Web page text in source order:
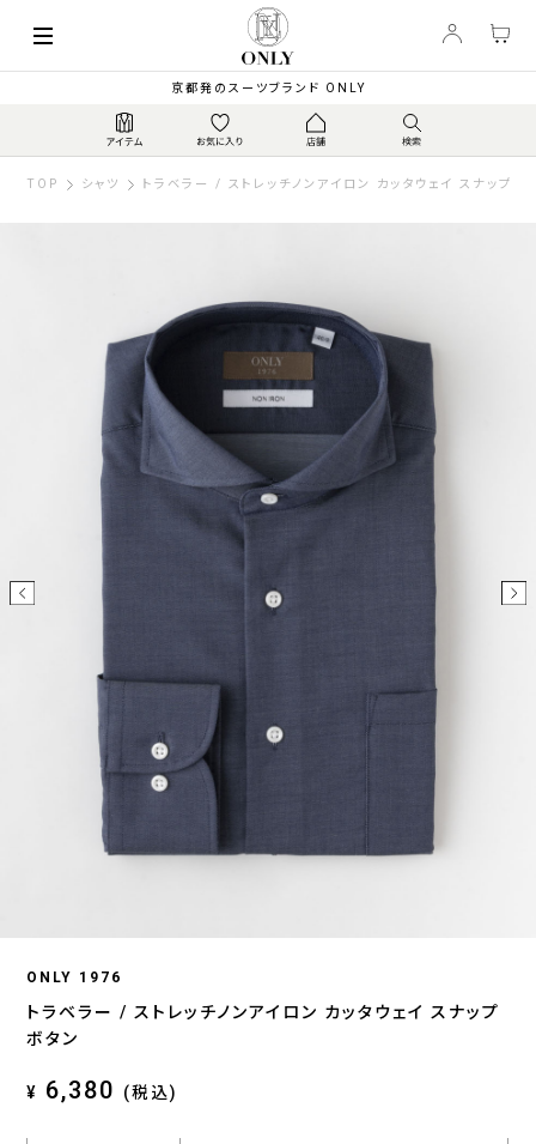
京都発のスーツブランド ONLY
TOP シャツ トラベラー / ストレッチノンアイロン カッタウェイ スナップボ
ONLY 1976
トラベラー / ストレッチノンアイロン カッタウェイ スナップ
ボタン
¥ 6,380 (税込)